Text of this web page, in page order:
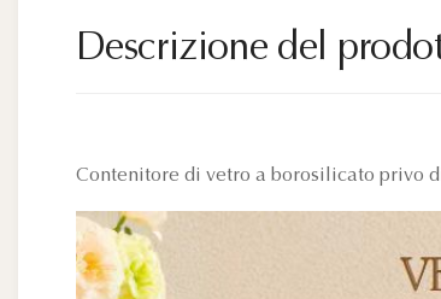
Descrizione del
Contenitore di vetro a borosilicato privo